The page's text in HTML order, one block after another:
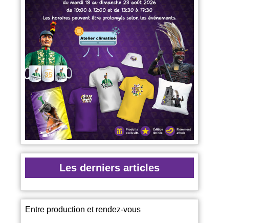
Les derniers articles
Entre production et rendez-vous